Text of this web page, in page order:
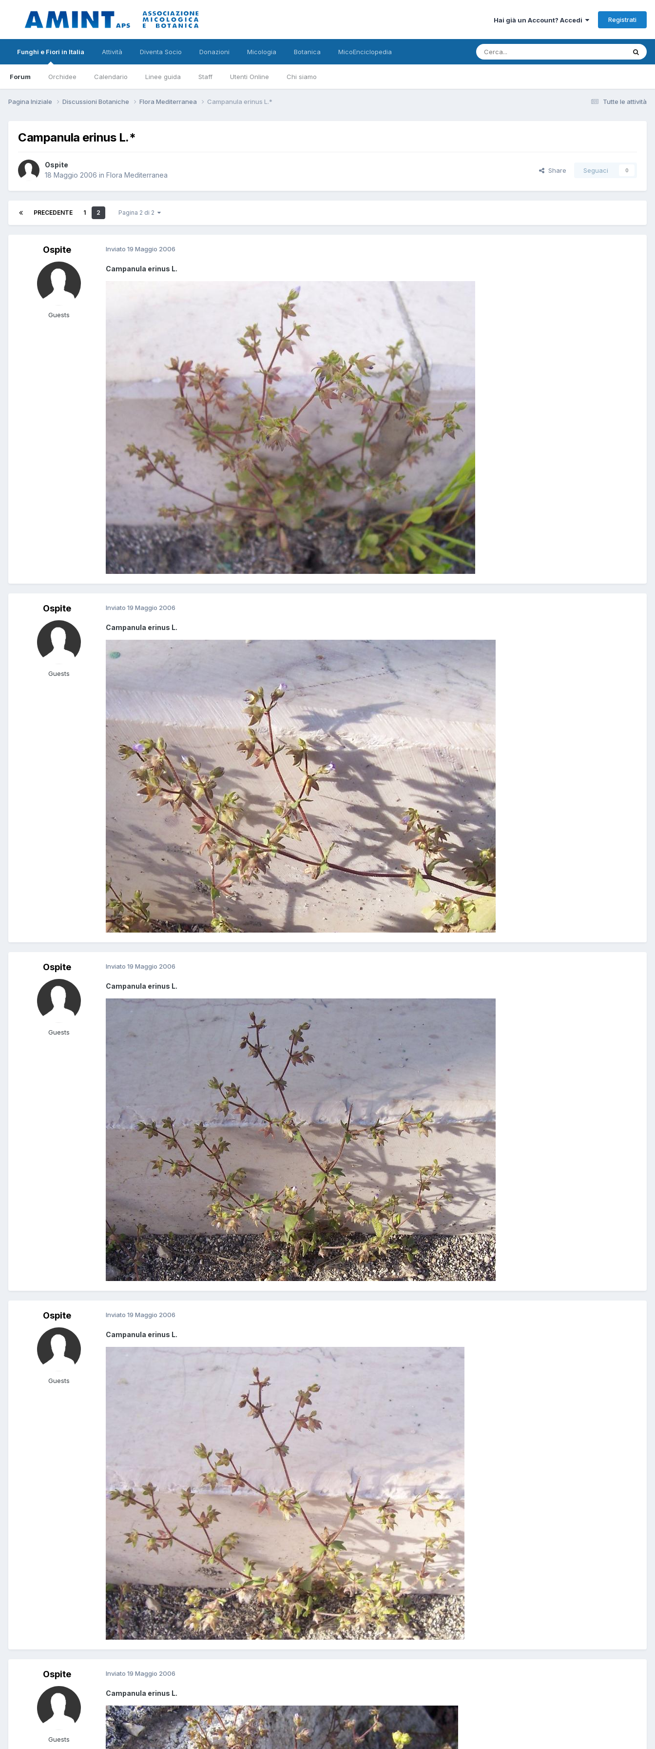
Hai già un Account? Accedi Registrati
Funghi e Fiori in Italia
Forum Orchidee Calendario Linee guida Staff Utenti Online Chi siamo
Attività Diventa Socio Donazioni Micologia Botanica MicoEnciclopedia
Tutte le attività
Pagina Iniziale Discussioni Botaniche Flora Mediterranea Campanula erinus L.*
Campanula erinus L.*
Ospite
18 Maggio 2006 in Flora Mediterranea
Share Seguaci 0
PRECEDENTE 1 2 Pagina 2 di 2
Ospite
Guests
Inviato 19 Maggio 2006
Campanula erinus L.
Ospite
Guests
Inviato 19 Maggio 2006
Campanula erinus L.
Ospite
Guests
Inviato 19 Maggio 2006
Campanula erinus L.
Ospite
Guests
Inviato 19 Maggio 2006
Campanula erinus L.
Ospite
Guests
Inviato 19 Maggio 2006
Campanula erinus L.